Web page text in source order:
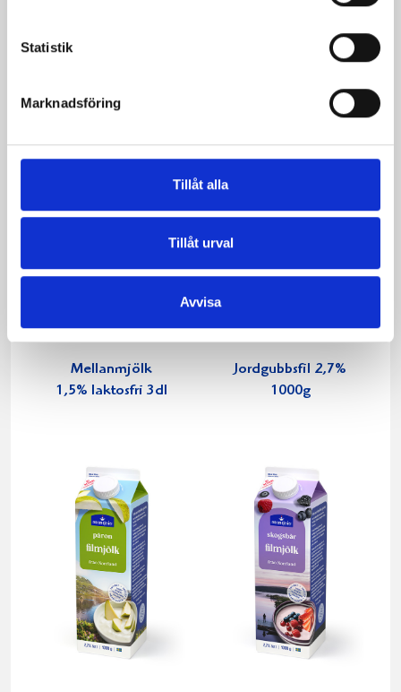
Statistik
Marknadsföring
Tillåt alla
Tillåt urval
Avvisa
Produkter i receptet:
Mellanmjölk
1,5% laktosfri 3dl
Jordgubbsfil 2,7%
1000g